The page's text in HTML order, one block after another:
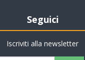
Seguici
Iscriviti alla newsletter